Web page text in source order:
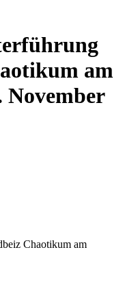
am
November
Chaotikum am